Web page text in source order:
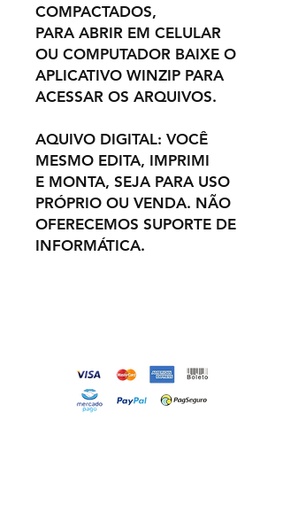
COMPACTADOS,
PARA ABRIR EM CELULAR
OU COMPUTADOR BAIXE O
APLICATIVO WINZIP PARA
ACESSAR OS ARQUIVOS.
AQUIVO DIGITAL: VOCÊ
MESMO EDITA, IMPRIMI
E MONTA, SEJA PARA USO
PRÓPRIO OU VENDA. NÃO
OFERECEMOS SUPORTE DE
INFORMÁTICA.